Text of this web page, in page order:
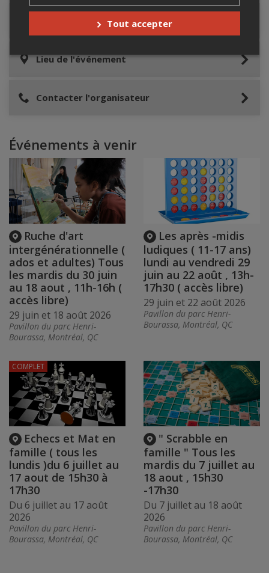
Informations relatives au stationnement
Lieu de l'événement
Contacter l'organisateur
Événements à venir
Ruche d'art
intergénérationnelle (
ados et adultes) Tous
les mardis du 30 juin
au 18 aout , 11h-16h (
accès libre)
29 juin et 18 août 2026
Pavillon du parc Henri-
Bourassa, Montréal, QC
Les après -midis
ludiques ( 11-17 ans)
lundi au vendredi 29
juin au 22 août , 13h-
17h30 ( accès libre)
29 juin et 22 août 2026
Pavillon du parc Henri-
Bourassa, Montréal, QC
Echecs et Mat en
famille ( tous les
lundis )du 6 juillet au
17 aout de 15h30 à
17h30
Du 6 juillet au 17 août
2026
Pavillon du parc Henri-
Bourassa, Montréal, QC
COMPLET
" Scrabble en
famille " Tous les
mardis du 7 juillet au
18 aout , 15h30
-17h30
Du 7 juillet au 18 août
2026
Pavillon du parc Henri-
Bourassa, Montréal, QC
Tout accepter